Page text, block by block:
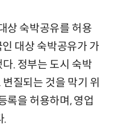
상 숙박공유를 허용
대상 숙박공유가 가
. 정부는 도시 숙박
질되는 것을 막기 위
록을 허용하며, 영업
.